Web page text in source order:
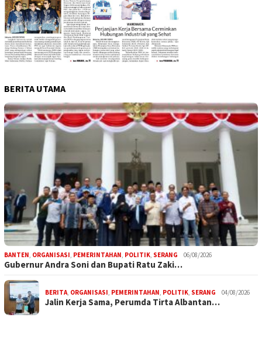
BERITA UTAMA
BANTEN, ORGANISASI, PEMERINTAHAN, POLITIK, SERANG 06/08/2026
Gubernur Andra Soni dan Bupati Ratu Zaki…
BERITA, ORGANISASI, PEMERINTAHAN, POLITIK, SERANG 04/08/2026
Jalin Kerja Sama, Perumda Tirta Albantan…